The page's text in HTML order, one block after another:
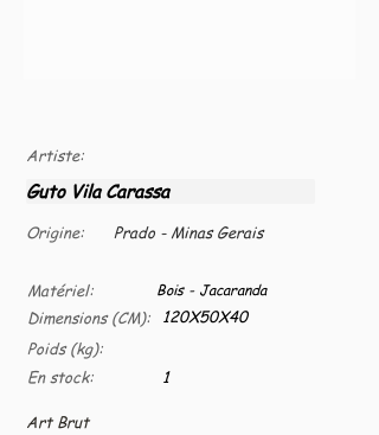
Artiste:
Guto Vila Carassa
Origine: Prado - Minas Gerais
Matériel:
Dimensions (CM):
Poids (kg):
En stock:
Bois - Jacaranda
120X50X40
1
Art Brut